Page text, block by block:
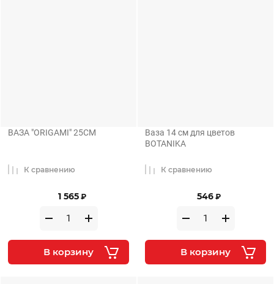
ВАЗА "ORIGAMI" 25СМ
1 565 ₽
К сравнению
В корзину
Ваза 14 см для цветов
BOTANIKA
546 ₽
К сравнению
В корзину